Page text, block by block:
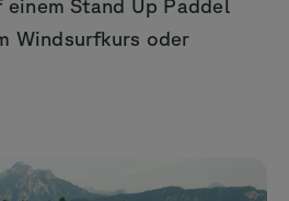
Stand Up Paddel
Windsurfkurs oder